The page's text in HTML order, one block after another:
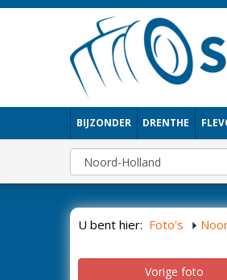
BIJZONDER DRENTHE
U bent hier: Foto's
Vorige foto